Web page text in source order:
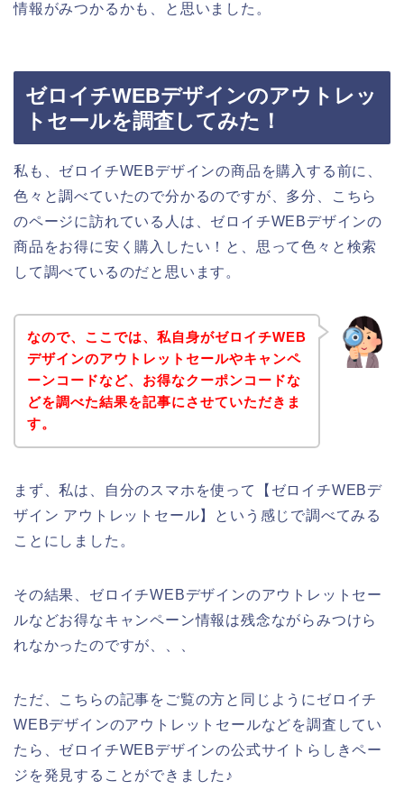
情報がみつかるかも、と思いました。
ゼロイチWEBデザインのアウトレッ
トセールを調査してみた！
私も、ゼロイチWEBデザインの商品を購入する前に、
色々と調べていたので分かるのですが、多分、こちら
のページに訪れている人は、ゼロイチWEBデザインの
商品をお得に安く購入したい！と、思って色々と検索
して調べているのだと思います。
なので、ここでは、私自身がゼロイチWEB
デザインのアウトレットセールやキャンペ
ーンコードなど、お得なクーポンコードな
どを調べた結果を記事にさせていただきま
す。
まず、私は、自分のスマホを使って【ゼロイチWEBデ
ザイン アウトレットセール】という感じで調べてみる
ことにしました。
その結果、ゼロイチWEBデザインのアウトレットセー
ルなどお得なキャンペーン情報は残念ながらみつけら
れなかったのですが、、、
ただ、こちらの記事をご覧の方と同じようにゼロイチ
WEBデザインのアウトレットセールなどを調査してい
たら、ゼロイチWEBデザインの公式サイトらしきペー
ジを発見することができました♪